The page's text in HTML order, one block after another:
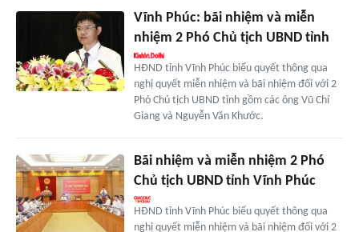
Vĩnh Phúc: bãi nhiệm và miễn
nhiệm 2 Phó Chủ tịch UBND tỉnh
HĐND tỉnh Vĩnh Phúc biểu quyết thông qua
nghị quyết miễn nhiệm và bãi nhiệm đối với 2
Phó Chủ tịch UBND tỉnh gồm các ông Vũ Chí
Giang và Nguyễn Văn Khước.
Bãi nhiệm và miễn nhiệm 2 Phó
Chủ tịch UBND tỉnh Vĩnh Phúc
HĐND tỉnh Vĩnh Phúc biểu quyết thông qua
nghị quyết miễn nhiệm và bãi nhiệm đối với 2